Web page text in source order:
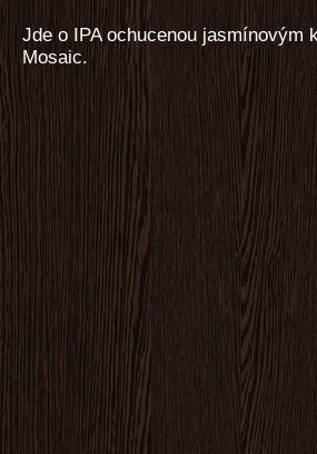
Jde o IPA ochucenou jasmínovým
Mosaic.